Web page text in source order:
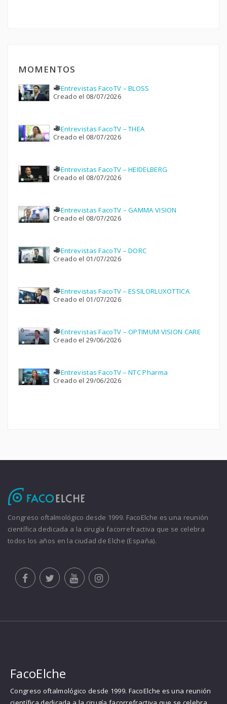
MOMENTOS
Entrevistas FacoTV – BLOSS
Creado el 08/07/2026
Entrevistas FacoTV – THEA
Creado el 08/07/2026
Entrevistas FacoTV – HEIDELBERG
Creado el 08/07/2026
Entrevistas FacoTV – GAMMA VISION
Creado el 08/07/2026
Entrevistas FacoTV – DORC
Creado el 01/07/2026
Entrevistas FacoTV – ESSILORLUXOTTICA
Creado el 01/07/2026
Entrevistas FacoTV – OPTIMUM VISION CARE
Creado el 29/06/2026
Entrevistas FacoTV – NTC Pharma
Creado el 29/06/2026
Congreso oftalmológico desde 1999. FacoElche es una reunión
científica dedicada a la cirugía facorrefractiva que se celebra
todos los años en la ciudad de Elche (España).
FacoElche
Congreso oftalmológico desde 1999. FacoElche es una reunión